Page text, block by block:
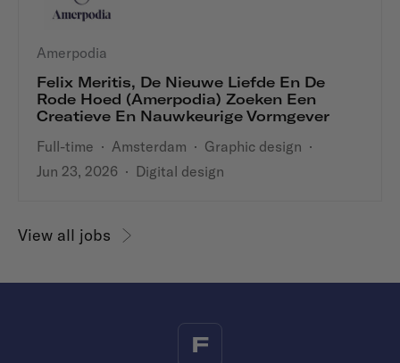
Amerpodia
Felix Meritis, De Nieuwe Liefde En De
Rode Hoed (Amerpodia) Zoeken Een
Creatieve En Nauwkeurige Vormgever
Full-time · Amsterdam · Graphic design ·
Jun 23, 2026 · Digital design
View all jobs
F